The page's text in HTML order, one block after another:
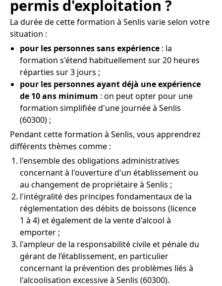
permis d'exploitation ?
La durée de cette formation à Senlis varie selon votre
situation :
pour les personnes sans expérience : la
formation s'étend habituellement sur 20 heures
réparties sur 3 jours ;
pour les personnes ayant déjà une expérience
de 10 ans minimum : on peut opter pour une
formation simplifiée d'une journée à Senlis
(60300) ;
Pendant cette formation à Senlis, vous apprendrez
différents thèmes comme :
l'ensemble des obligations administratives
concernant à l'ouverture d'un établissement ou
au changement de propriétaire à Senlis ;
l'intégralité des principes fondamentaux de la
réglementation des débits de boissons (licence
1 à 4) et également de la vente d'alcool à
emporter ;
l'ampleur de la responsabilité civile et pénale du
gérant de l’établissement, en particulier
concernant la prévention des problèmes liés à
l'alcoolisation excessive à Senlis (60300).